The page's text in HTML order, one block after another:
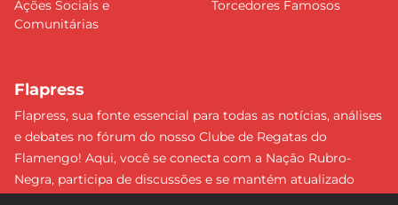
Ações Sociais e
Comunitárias
Torcedores Famosos
Flapress
Flapress, sua fonte essencial para todas as notícias, análises
e debates no fórum do nosso Clube de Regatas do
Flamengo! Aqui, você se conecta com a Nação Rubro-
Negra, participa de discussões e se mantém atualizado